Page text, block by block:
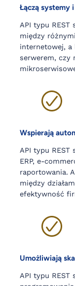
Łączą systemy
API typu REST
między
internetowej, a
serwerem, czy
Wspierają
API typu REST
ERP, e-
raportowania.
między
efektywność
Umożliwiają
API typu REST